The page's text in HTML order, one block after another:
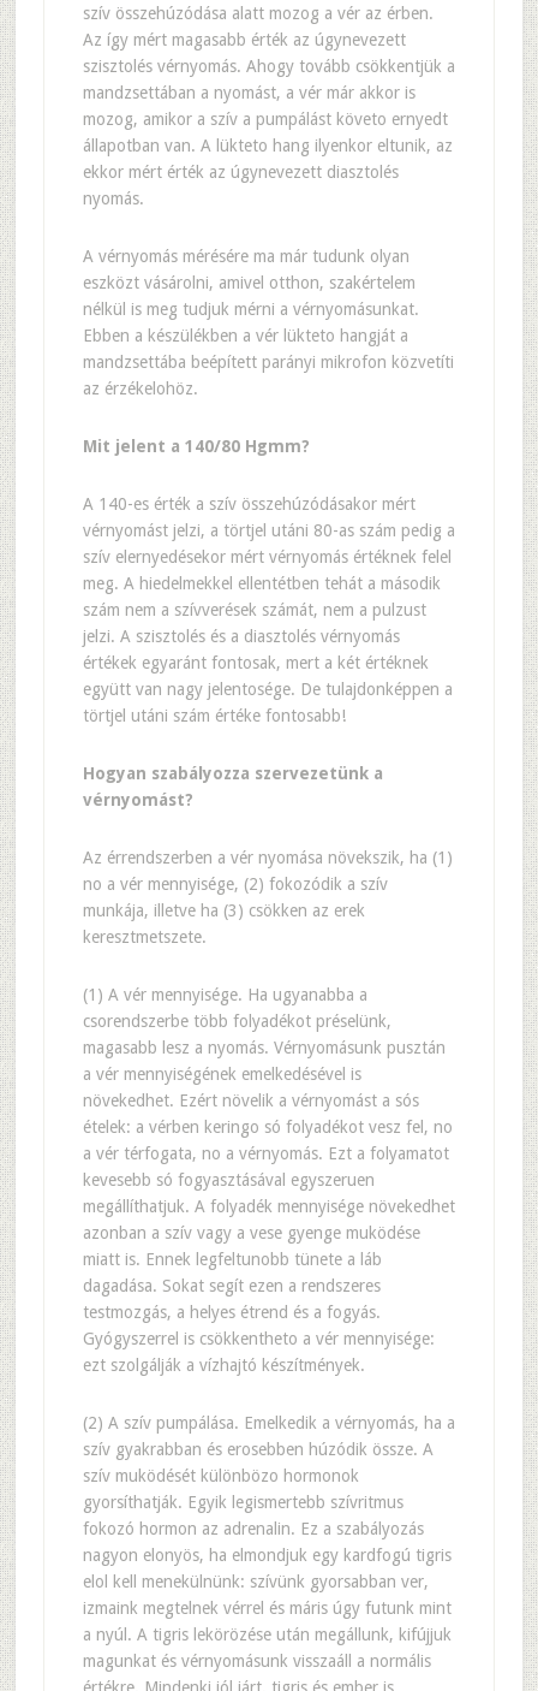
szív összehúzódása alatt mozog a vér az érben.
Az így mért magasabb érték az úgynevezett
szisztolés vérnyomás. Ahogy tovább csökkentjük a
mandzsettában a nyomást, a vér már akkor is
mozog, amikor a szív a pumpálást követo ernyedt
állapotban van. A lükteto hang ilyenkor eltunik, az
ekkor mért érték az úgynevezett diasztolés
nyomás.
A vérnyomás mérésére ma már tudunk olyan
eszközt vásárolni, amivel otthon, szakértelem
nélkül is meg tudjuk mérni a vérnyomásunkat.
Ebben a készülékben a vér lükteto hangját a
mandzsettába beépített parányi mikrofon közvetíti
az érzékelohöz.
Mit jelent a 140/80 Hgmm?
A 140-es érték a szív összehúzódásakor mért
vérnyomást jelzi, a törtjel utáni 80-as szám pedig a
szív elernyedésekor mért vérnyomás értéknek felel
meg. A hiedelmekkel ellentétben tehát a második
szám nem a szívverések számát, nem a pulzust
jelzi. A szisztolés és a diasztolés vérnyomás
értékek egyaránt fontosak, mert a két értéknek
együtt van nagy jelentosége. De tulajdonképpen a
törtjel utáni szám értéke fontosabb!
Hogyan szabályozza szervezetünk a
vérnyomást?
Az érrendszerben a vér nyomása növekszik, ha (1)
no a vér mennyisége, (2) fokozódik a szív
munkája, illetve ha (3) csökken az erek
keresztmetszete.
(1) A vér mennyisége. Ha ugyanabba a
csorendszerbe több folyadékot préselünk,
magasabb lesz a nyomás. Vérnyomásunk pusztán
a vér mennyiségének emelkedésével is
növekedhet. Ezért növelik a vérnyomást a sós
ételek: a vérben keringo só folyadékot vesz fel, no
a vér térfogata, no a vérnyomás. Ezt a folyamatot
kevesebb só fogyasztásával egyszeruen
megállíthatjuk. A folyadék mennyisége növekedhet
azonban a szív vagy a vese gyenge muködése
miatt is. Ennek legfeltunobb tünete a láb
dagadása. Sokat segít ezen a rendszeres
testmozgás, a helyes étrend és a fogyás.
Gyógyszerrel is csökkentheto a vér mennyisége:
ezt szolgálják a vízhajtó készítmények.
(2) A szív pumpálása. Emelkedik a vérnyomás, ha a
szív gyakrabban és erosebben húzódik össze. A
szív muködését különbözo hormonok
gyorsíthatják. Egyik legismertebb szívritmus
fokozó hormon az adrenalin. Ez a szabályozás
nagyon elonyös, ha elmondjuk egy kardfogú tigris
elol kell menekülnünk: szívünk gyorsabban ver,
izmaink megtelnek vérrel és máris úgy futunk mint
a nyúl. A tigris lekörözése után megállunk, kifújjuk
magunkat és vérnyomásunk visszaáll a normális